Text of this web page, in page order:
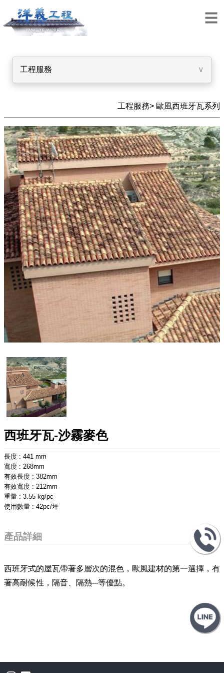
工程服務 ∨
工程服務> 歐風西班牙瓦系列
西班牙瓦-沙霧麥色
長度 : 441 mm
寬度 : 268mm
有效長度 : 382mm
有效寬度 : 212mm
重量 : 3.55 kg/pc
使用數量 : 42pc/坪
產品詳細
西班牙式的屋瓦帶著多層次的混色，歐風建材的第一選擇，有
著高耐候性，隔音、隔熱‧‧‧等優點。